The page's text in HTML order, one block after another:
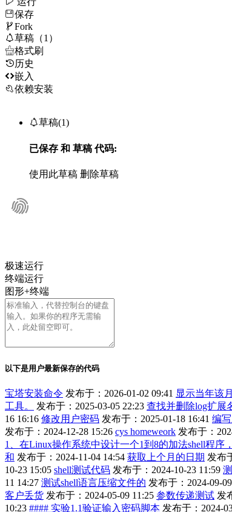
保存
Fork
草稿（1）
格式刷
历史
嵌入
依赖安装
草稿(1)
已保存 和 草稿代码:
使用此草稿 删除草稿
极速运行
终端运行
图形+终端
以下是用户最新保存的代码
宝塔安装命令 发布于：2026-01-02 09:41 显示当年该
工具。
发布于：2025-03-05 22:23 查找并删除log扩展
16 16:16 修改用户密码 发布于：2025-01-18 16:41 编
发布于：2024-12-28 15:26 cys homeweork 发布于：
1、在Linux操作系统中设计一个1到8的加法shell程序
和 发布于：2024-11-04 14:54 获取上个月的日期 发布
10-23 15:05 shell测试代码 发布于：2024-10-23 11:59
11 14:27 测试shell语言压缩文件的 发布于：2024-09-
客户丢货 发布于：2024-05-09 11:25 参数传递测试 发
10:23 #### 实验1.1验证输入密码脚本 发布于：2024-